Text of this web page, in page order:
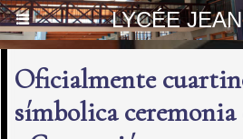
LYCÉE
Oficialmente
símbolica ceremonia